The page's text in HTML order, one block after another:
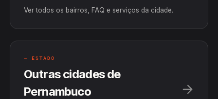
Ver todos os bairros, FAQ e serviços da cidade.
→ ESTADO
Outras cidades de
Pernambuco